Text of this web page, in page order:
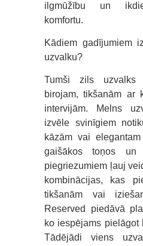
ilgmūžību un
komfortu.
Kādiem gadījumiem
uzvalku?
Tumši zils uzvalks
birojam, tikšanām ar
intervijām. Melns
izvēle svinīgiem
kāzām vai
gaišākos toņos un
piegriezumiem ļauj
kombinācijas, kas
tikšanām vai
Reserved piedāvā
ko iespējams pielāgot
Tādējādi viens